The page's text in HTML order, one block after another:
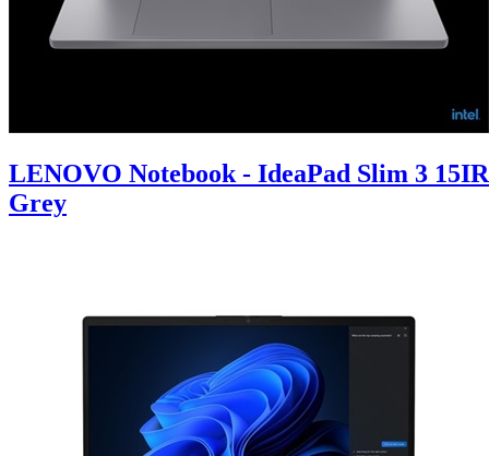
LENOVO Notebook - IdeaPad Slim 3
Grey